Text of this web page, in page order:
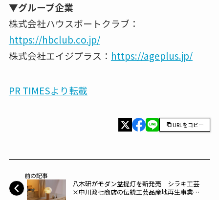
▼グループ企業
株式会社ハウスボートクラブ：
https://hbclub.co.jp/
株式会社エイジプラス： https://ageplus.jp/
PR TIMESより転載
URLをコピー
前の記事
八木研がモダン盆提灯を新発売 シラキ工芸
×中川政七商店の伝統工芸品産地再生事業と